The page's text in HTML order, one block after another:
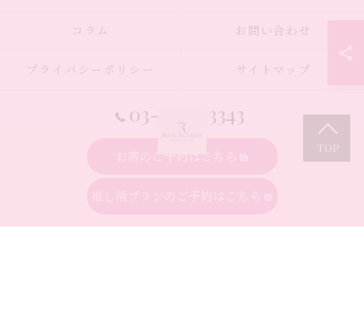
03-6914-3343
お席のご予約はこちら
推し活プランのご予約はこちら
コラム お問い合わせ
プライバシーポリシー サイトマップ
© 2026 東京都池袋のシーシャならシーシャカフェ&バー Ranunculus ALL